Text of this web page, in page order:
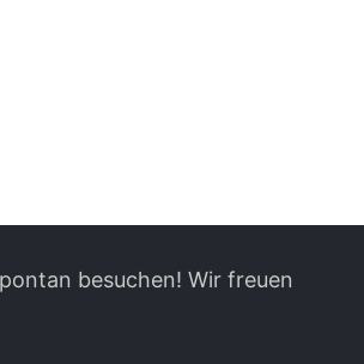
besuchen! Wir freuen